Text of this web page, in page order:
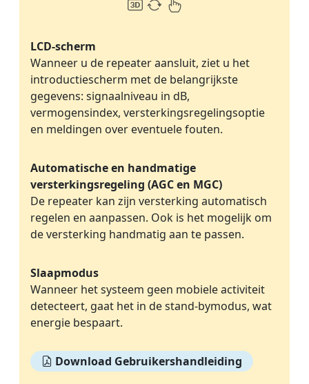
LCD-scherm
Wanneer u de repeater aansluit, ziet u het
introductiescherm met de belangrijkste
gegevens: signaalniveau in dB,
vermogensindex, versterkingsregelingsoptie
en meldingen over eventuele fouten.
Automatische en handmatige
versterkingsregeling (AGC en MGC)
De repeater kan zijn versterking automatisch
regelen en aanpassen. Ook is het mogelijk om
de versterking handmatig aan te passen.
Slaapmodus
Wanneer het systeem geen mobiele activiteit
detecteert, gaat het in de stand-bymodus, wat
energie bespaart.
Download Gebruikershandleiding